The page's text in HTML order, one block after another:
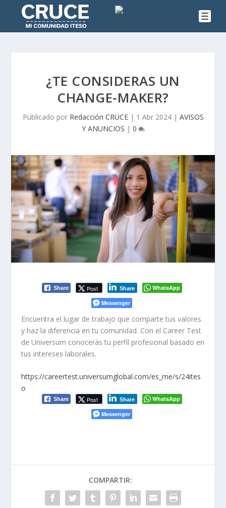
¿TE CONSIDERAS UN
CHANGE-MAKER?
Publicado por Redacción CRUCE| 1 Abr 2024| AVISOS
Y ANUNCIOS | 0
Share Post Share
WhatsApp
Messenger
Encuentra el lugar de trabajo que comparte tus valores
y haz la diferencia en tu comunidad. Con el Career Test
de Universum conocerás tu perfil profesional basado en
tus intereses laborales.
https://careertest.universumglobal.com/es_me/s/24ites
o
Share Post Share
WhatsApp
Messenger
COMPARTIR: